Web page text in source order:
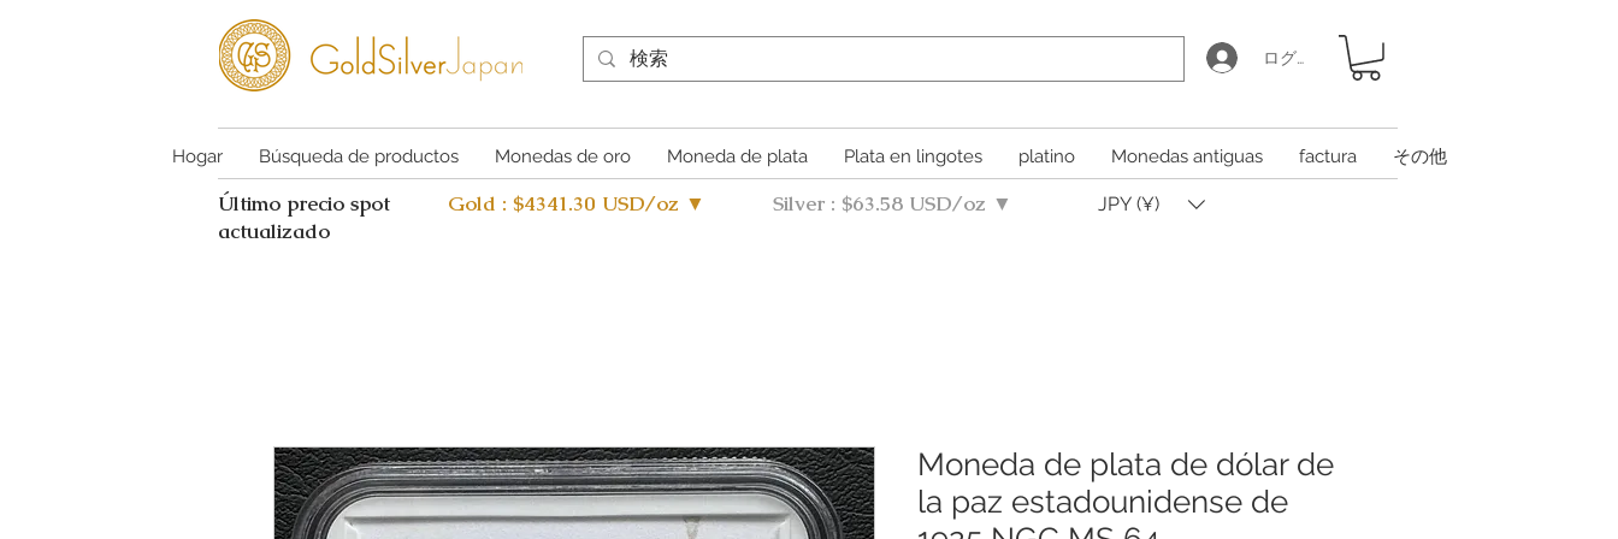
ログイン
Hogar Búsqueda de productos Monedas de oro Moneda de plata Plata en lingotes platino Monedas antiguas factura その他
Último precio spot
actualizado
Gold : $4341.30 USD/oz ▼ Silver : $63.58 USD/oz ▼ JPY (¥)
Moneda de plata de dólar de
la paz estadounidense de